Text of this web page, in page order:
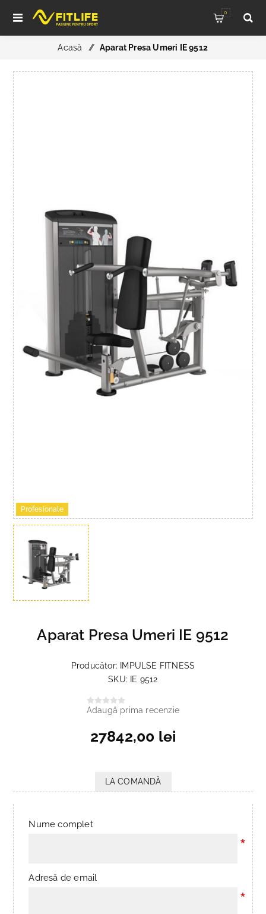
0
Acasă / Aparat Presa Umeri IE 9512
Profesionale
Aparat Presa Umeri IE 9512
Producător:
IMPULSE FITNESS
SKU:
IE 9512
Adaugă prima recenzie
27842,00 lei
LA COMANDĂ
Nume complet
*
Adresă de email
*